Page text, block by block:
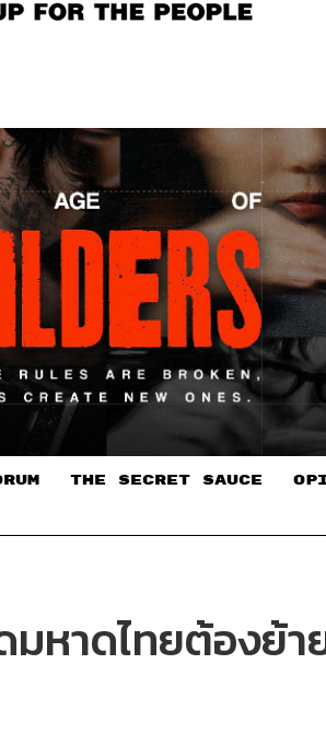
THE SECRET SAUCE​
หาดไทยต้องย้า